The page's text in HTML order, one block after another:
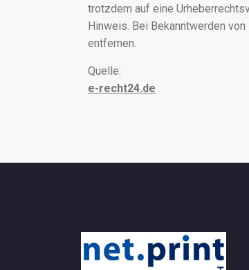
trotzdem auf eine
Hinweis. Bei Bekanntwerden
entfernen.
Quelle:
e-recht24.de